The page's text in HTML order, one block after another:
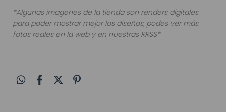
*Algunas imagenes de la tienda son renders digitales
para poder mostrar mejor los diseños, podes ver más
fotos reales en la web y en nuestras RRSS*